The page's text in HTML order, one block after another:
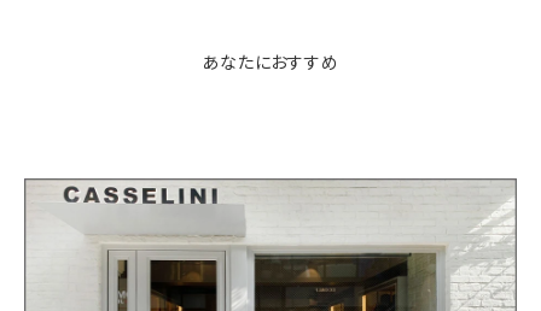
あなたにおすすめ